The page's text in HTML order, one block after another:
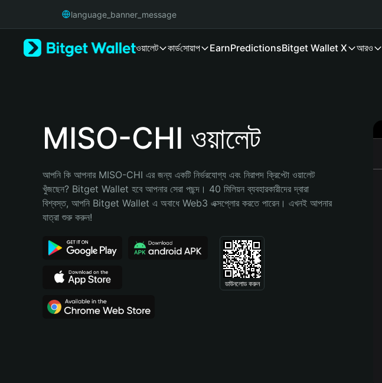
Русский
Bahasa Indonesia
Português (Brasil)
language_banner_message
ওয়ালেট কার্ডসোয়াপ EarnPredictionsBitget Wallet X আরও
MISO-CHI ওয়ালেট
আপনি কি আপনার MISO-CHI এর জন্য একটি নির্ভরযোগ্য এবং নিরাপদ ক্রিপ্টো ওয়ালেট
খুঁজছেন? Bitget Wallet হবে আপনার সেরা পছন্দ। 40 মিলিয়ন ব্যবহারকারীদের দ্বারা
বিশ্বস্ত, আপনি Bitget Wallet এ অবাধে Web3 এক্সপ্লোর করতে পারেন। এখনই আপনার
যাত্রা শুরু করুন!
ডাউনলোড করুন